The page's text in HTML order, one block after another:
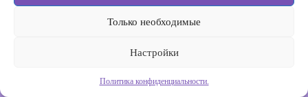
Только необходимые
Настройки
Политика конфиденциальности.